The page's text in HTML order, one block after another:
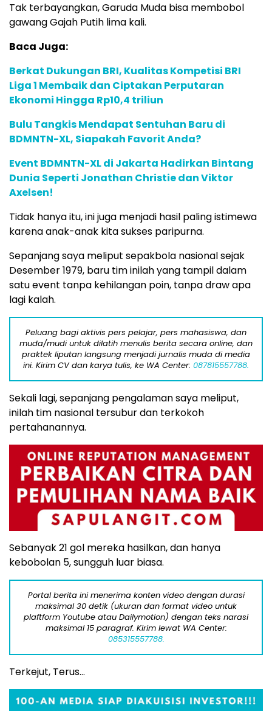
Tak terbayangkan, Garuda Muda bisa membobol
gawang Gajah Putih lima kali.
Baca Juga:
Berkat Dukungan BRI, Kualitas Kompetisi BRI
Liga 1 Membaik dan Ciptakan Perputaran
Ekonomi Hingga Rp10,4 triliun
Bulu Tangkis Mendapat Sentuhan Baru di
BDMNTN-XL, Siapakah Favorit Anda?
Event BDMNTN-XL di Jakarta Hadirkan Bintang
Dunia Seperti Jonathan Christie dan Viktor
Axelsen!
Tidak hanya itu, ini juga menjadi hasil paling istimewa
karena anak-anak kita sukses paripurna.
Sepanjang saya meliput sepakbola nasional sejak
Desember 1979, baru tim inilah yang tampil dalam
satu event tanpa kehilangan poin, tanpa draw apa
lagi kalah.
Peluang bagi aktivis pers pelajar, pers mahasiswa, dan
muda/mudi untuk dilatih menulis berita secara online, dan
praktek liputan langsung menjadi jurnalis muda di media
ini. Kirim CV dan karya tulis, ke WA Center: 087815557788.
Sekali lagi, sepanjang pengalaman saya meliput,
inilah tim nasional tersubur dan terkokoh
pertahanannya.
Sebanyak 21 gol mereka hasilkan, dan hanya
kebobolan 5, sungguh luar biasa.
Portal berita ini menerima konten video dengan durasi
maksimal 30 detik (ukuran dan format video untuk
plaftform Youtube atau Dailymotion) dengan teks narasi
maksimal 15 paragraf. Kirim lewat WA Center:
085315557788.
Terkejut, Terus…